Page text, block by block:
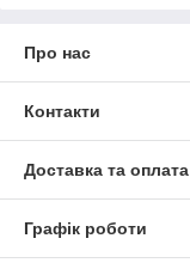
Про нас
Контакти
Доставка та оплата
Графік роботи